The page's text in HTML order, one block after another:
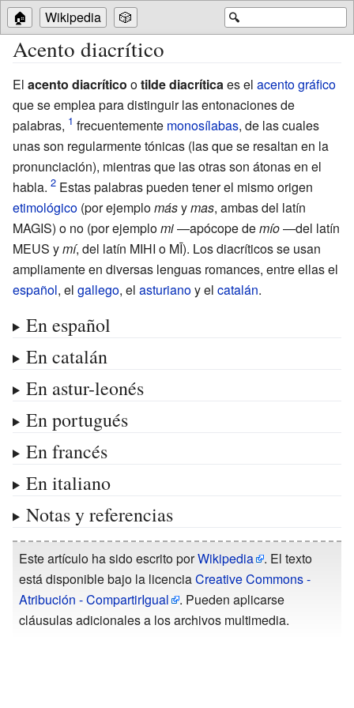
🔍
🏠 Wikipedia 🎲
Acento diacrítico
El acento diacrítico otilde diacrítica es el acento gráfico
que se emplea para distinguir las entonaciones de
palabras,
frecuentemente monosílabas, de las cuales
unas son regularmente tónicas (las que se resaltan en la
pronunciación), mientras que las otras son átonas en el
habla.
Estas palabras pueden tener el mismo origen
etimológico (por ejemplomásymas, ambas del latín
MAGIS) o no (por ejemplomi—apócope demío—del latín
MEUS ymí, del latín MIHI o MĪ). Los diacríticos se usan
ampliamente en diversas lenguas romances, entre ellas el
español, el gallego, el asturianoy el catalán.
En español
En catalán
En astur-leonés
En portugués
En francés
En italiano
Notas y referencias
Este artículo ha sido escrito porWikipedia
. El texto
está disponible bajo la licenciaCreative Commons -
Atribución - CompartirIgual
. Pueden aplicarse
cláusulas adicionales a los archivos multimedia.